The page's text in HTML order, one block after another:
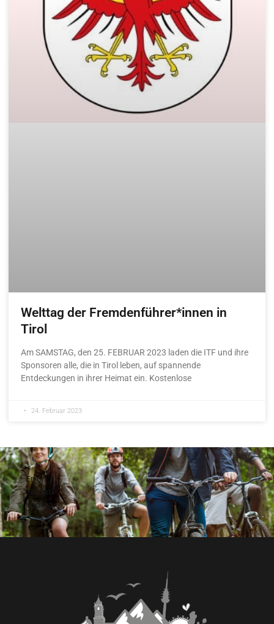
Welttag der Fremdenführer*innen in
Tirol
Am SAMSTAG, den 25. FEBRUAR 2023 laden die ITF und ihre
Sponsoren alle, die in Tirol leben, auf spannende
Entdeckungen in ihrer Heimat ein. Kostenlose
24. Februar 2023
Error
validating
application